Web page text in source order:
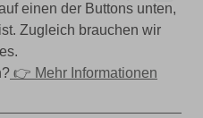
einen der Buttons unten,
Zugleich brauchen wir
👉 Mehr Informationen